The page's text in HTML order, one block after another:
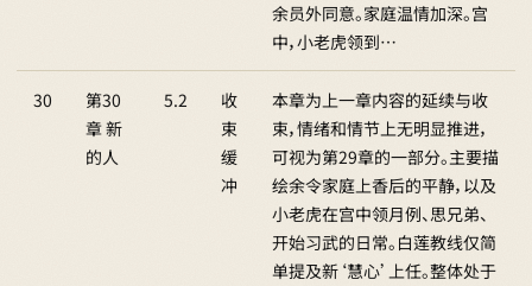
余员外同意。家庭温情加深。宫
中，小老虎领到…
30
第30
章 新
的人
5.2
收
束
缓
冲
本章为上一章内容的延续与收
束，情绪和情节上无明显推进，
可视为第29章的一部分。主要描
绘余令家庭上香后的平静，以及
小老虎在宫中领月例、思兄弟、
开始习武的日常。白莲教线仅简
单提及新‘慧心’上任。整体处于